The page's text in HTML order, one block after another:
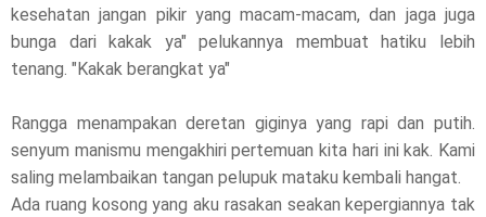
kesehatan jangan pikir yang macam-macam, dan jaga juga
bunga dari kakak ya" pelukannya membuat hatiku lebih
tenang. "Kakak berangkat ya"
Rangga menampakan deretan giginya yang rapi dan putih.
senyum manismu mengakhiri pertemuan kita hari ini kak. Kami
saling melambaikan tangan pelupuk mataku kembali hangat.
Ada ruang kosong yang aku rasakan seakan kepergiannya tak